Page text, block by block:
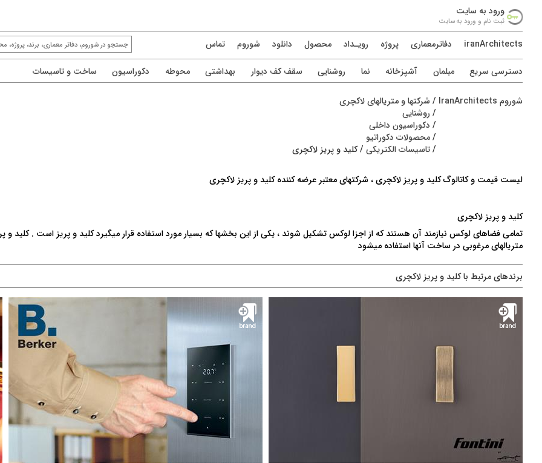
ورود به سايت
ثبت نام و ورود به سايت
iranArchitects دفاترمعماری پروژه رويـداد محصول دانلود شوروم تماس
دسترسی سريع مبلمان آشپزخانه نما روشنایی سقف کف دیوار بهداشتی محوطه دکوراسیون ساخت و تاسیسات
شوروم IranArchitects / شرکتها و متریالهای لاکچری
/ روشنایی
/ دکوراسیون داخلی
/محصولات دکوراتیو
/تاسیسات الکتریکی /کلید و پریز لاکچری
لیست قیمت و کاتالوگ کلید و پریز لاکچری ، شرکتهای معتبر عرضه کننده کلید و پریز لاکچری
کلید و پریز لاکچری
تمامی فضاهای لوکس نیازمند آن هستند که از اجزا لوکس تشکیل شوند ، یکی از این بخشها که بسیار مورد استفاده قرار میگیرد کلید و پریز است . کلید و
متریالهای مرغوبی در ساخت آنها استفاده میشود
برندهای مرتبط با کلید و پریز لاکچری
وانیتار Fontini
کلید و پریز فونتینی محصول اسپانیا
Vanitar co established in 1999 has become a
pioneer in presenting luxury construction
products amongst its peers. Vanitar carefully
handpicks and curates fine collections of hard/
soft flooring, outdo...
دريافت کاتالوگ